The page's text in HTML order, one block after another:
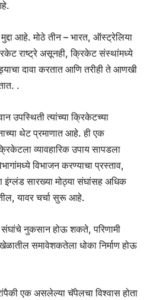
आहे. मोठे तीन – भारत, ऑस्ट्रेलिया
राष्ट्रे असूनही, क्रिकेट संस्थांमध्ये
दावा करतात आणि तरीही ते आणखी
.
उपस्थिती त्यांच्या क्रिकेटच्या
थेट प्रमाणात आहे. ही एक
व्यावहारिक उपाय सापडला
विभाजन करण्याचा प्रस्ताव,
सारख्या मोठ्या संघांसह अधिक
यावर चर्चा सुरू आहे.
नुकसान होऊ शकते, परिणामी
समावेशकतेला धोका निर्माण होऊ
एक असलेल्या चॅपेलचा विश्वास होता